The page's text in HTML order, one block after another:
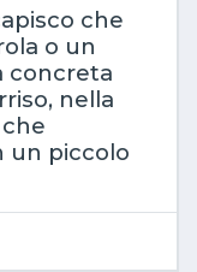
che
o un
concreta
nella
un piccolo